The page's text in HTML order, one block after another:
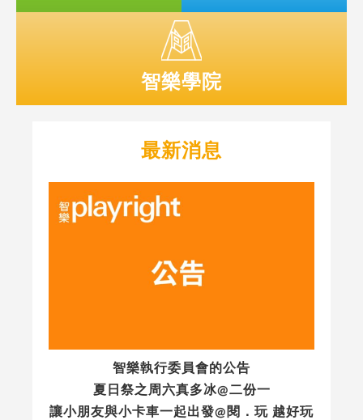
智樂學院
精心裝備大人
領會遊戲真身
最新消息
智樂執行委員會的公告
夏日祭之周六真多冰@二份一
讓小朋友與小卡車一起出發@閱．玩 越好玩